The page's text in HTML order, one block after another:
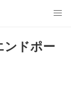
ンドポー